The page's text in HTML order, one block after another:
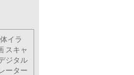
イラ
スキャ
ジタル
ーター